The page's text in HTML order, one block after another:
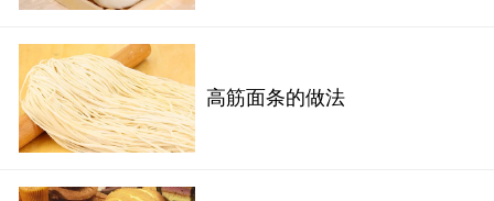
高筋面条的做法